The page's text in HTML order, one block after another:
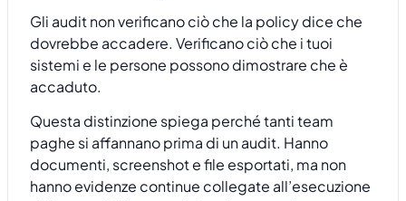
Gli audit non verificano ciò che la policy dice che
dovrebbe accadere. Verificano ciò che i tuoi
sistemi e le persone possono dimostrare che è
accaduto.
Questa distinzione spiega perché tanti team
paghe si affannano prima di un audit. Hanno
documenti, screenshot e file esportati, ma non
hanno evidenze continue collegate all’esecuzione